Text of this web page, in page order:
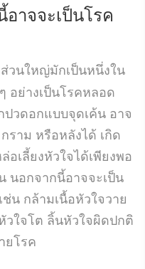
าจจะเป็นโรค
วนใหญ่มักเป็นหนึ่งใน
อย่างเป็นโรคหลอด
ปวดอกแบบจุดเค้น อาจ
ราม หรือหลังได้ เกิด
อเลี้ยงหัวใจได้เพียงพอ
นอกจากนี้อาจจะเป็น
น กล้ามเนื้อหัวใจวาย
วใจโต ลิ้นหัวใจผิดปกติ
ยโรค